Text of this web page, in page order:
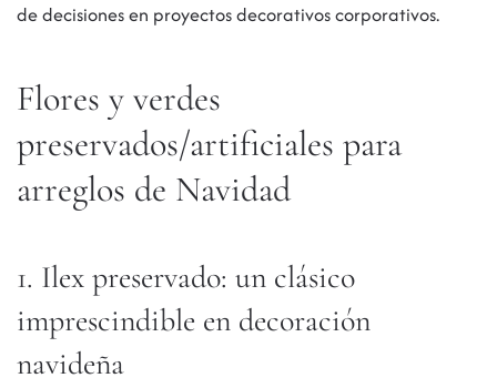
de decisiones en proyectos decorativos corporativos.
Flores y verdes
preservados/artificiales para
arreglos de Navidad
1. Ilex preservado: un clásico
imprescindible en decoración
navideña